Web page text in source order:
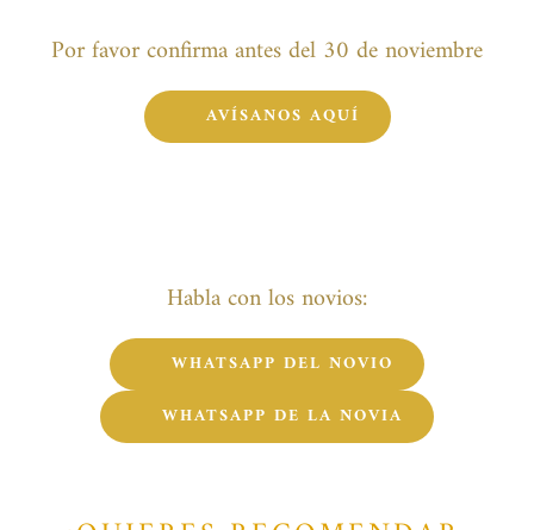
Por favor confirma antes del 30 de noviembre
AVÍSANOS AQUÍ
Habla con los novios:
WHATSAPP DEL NOVIO
WHATSAPP DE LA NOVIA